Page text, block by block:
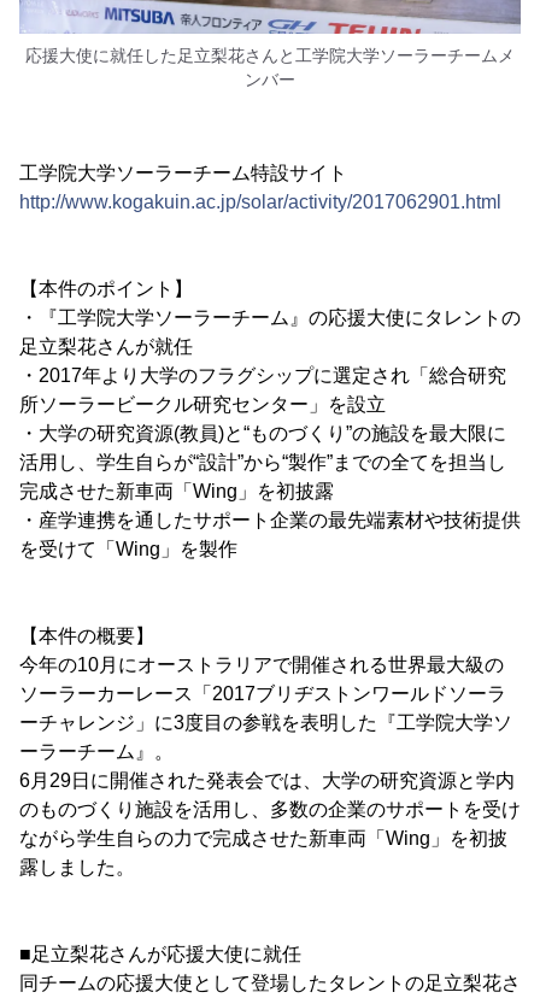
応援大使に就任した足立梨花さんと工学院大学ソーラーチームメ
ンバー
工学院大学ソーラーチーム特設サイト
http://www.kogakuin.ac.jp/solar/activity/2017062901.html
【本件のポイント】
・『工学院大学ソーラーチーム』の応援大使にタレントの
足立梨花さんが就任
・2017年より大学のフラグシップに選定され「総合研究
所ソーラービークル研究センター」を設立
・大学の研究資源(教員)と“ものづくり”の施設を最大限に
活用し、学生自らが“設計”から“製作”までの全てを担当し
完成させた新車両「Wing」を初披露
・産学連携を通したサポート企業の最先端素材や技術提供
を受けて「Wing」を製作
【本件の概要】
今年の10月にオーストラリアで開催される世界最大級の
ソーラーカーレース「2017ブリヂストンワールドソーラ
ーチャレンジ」に3度目の参戦を表明した『工学院大学ソ
ーラーチーム』。
6月29日に開催された発表会では、大学の研究資源と学内
のものづくり施設を活用し、多数の企業のサポートを受け
ながら学生自らの力で完成させた新車両「Wing」を初披
露しました。
■足立梨花さんが応援大使に就任
同チームの応援大使として登場したタレントの足立梨花さ